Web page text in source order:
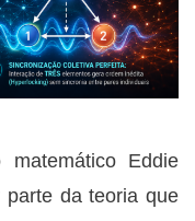
Eddie
parte da teoria que